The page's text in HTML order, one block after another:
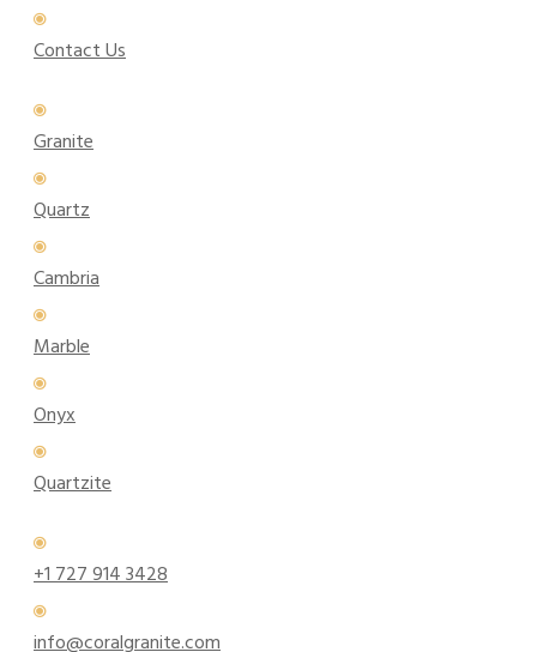
Contact Us
Granite
Quartz
Cambria
Marble
Onyx
Quartzite
+1 727 914 3428
info@coralgranite.com